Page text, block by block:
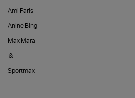
Ami Paris
Anine Bing
Max Mara
&
Sportmax